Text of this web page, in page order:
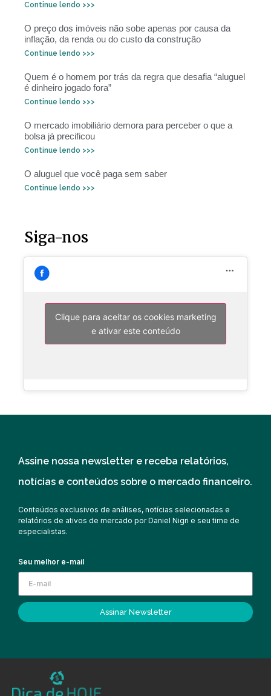
Continue lendo >>>
O preço dos imóveis não sobe apenas por causa da
inflação, da renda ou do custo da construção
Continue lendo >>>
Quem é o homem por trás da regra que desafia “aluguel
é dinheiro jogado fora”
Continue lendo >>>
O mercado imobiliário demora para perceber o que a
bolsa já precificou
Continue lendo >>>
O aluguel que você paga sem saber
Continue lendo >>>
Siga-nos
Clique para aceitar os cookies marketing
e ativar este conteúdo
Assine nossa newsletter e receba relatórios,
notícias e conteúdos sobre o mercado financeiro.
Conteúdos exclusivos de análises, notícias selecionadas e
relatórios de ativos de mercado por Daniel Nigri e seu time de
especialistas.
Seu melhor e-mail
Assinar Newsletter